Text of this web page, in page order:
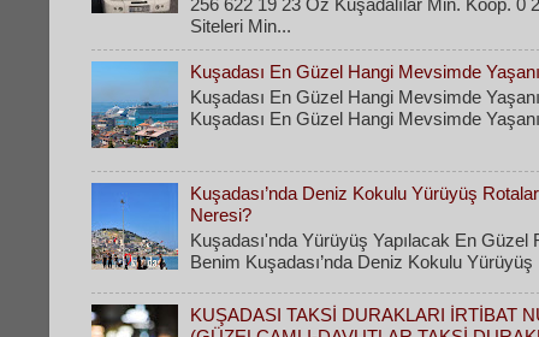
256 622 19 23 Öz Kuşadalılar Min. Koop. 0
Siteleri Min...
Kuşadası En Güzel Hangi Mevsimde
Kuşadası En Güzel Hangi Mevsimde
Kuşadası En Güzel Hangi Mevsimde
Kuşadası’nda Deniz Kokulu Yürüyüş
Neresi?
Kuşadası'nda Yürüyüş Yapılacak En Güzel
Benim Kuşadası’nda Deniz Kokulu Yürüyüş
KUŞADASI TAKSİ DURAKLARI İRTİBAT